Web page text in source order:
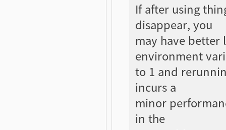
If after using
disappear, you
may have better
environment
to 1 and
incurs a
minor
in the